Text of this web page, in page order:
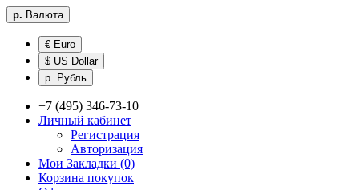
р. Валюта
€ Euro
$ US Dollar
р. Рубль
+7 (495) 346-73-10
Личный кабинет
Регистрация
Авторизация
Мои Закладки (0)
Корзина покупок